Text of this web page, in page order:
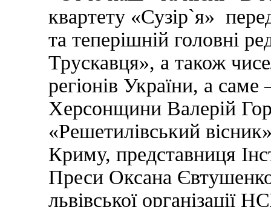
квартету «Сузір`я»
та теперішній головні
Трускавця», а також
регіонів України, а саме
Херсонщини Валерій
«Решетилівський
Криму, представниця
Преси Оксана
львівської